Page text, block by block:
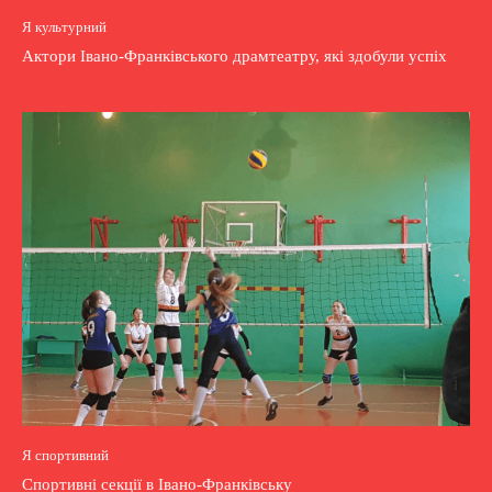
Я культурний
Актори Івано-Франківського драмтеатру, які здобули успіх
Я спортивний
Спортивні секції в Івано-Франківську